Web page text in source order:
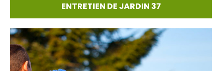
ENTRETIEN DE JARDIN 37